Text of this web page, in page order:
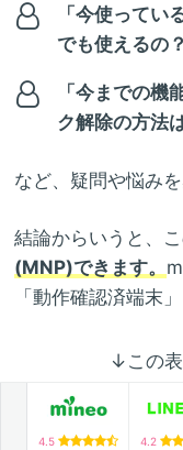
「今使って
でも使えるの？
「今までの機
ク解除の方法
など、疑問や悩み
結論からいうと、
(MNP)できます。
「動作確認済端末
↓この表
4.5 4.2